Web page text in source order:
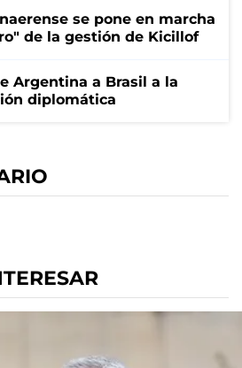
se pone en marcha
de la gestión de Kicillof
Argentina a Brasil a la
diplomática